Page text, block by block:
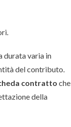
durata varia in
del contributo.
contratto che
della